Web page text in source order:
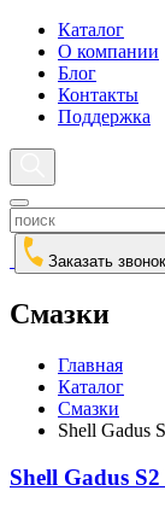
Каталог
О компании
Блог
Контакты
Поддержка
Заказать звонок
Смазки
Главная
Каталог
Смазки
Shell Gadus
Shell Gadus